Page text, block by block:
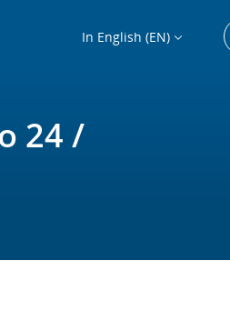
In English (EN)
24 /